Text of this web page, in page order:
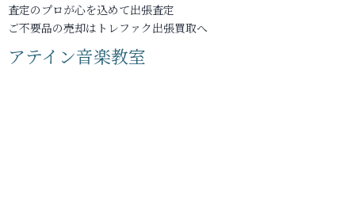
査定のプロが心を込めて出張査定
ご不要品の売却はトレファク出張買取へ
アテイン音楽教室